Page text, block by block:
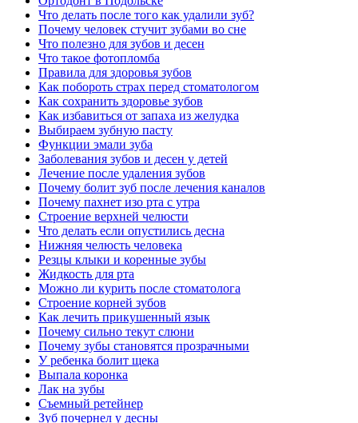
Что делать после того как удалили зуб?
Почему человек стучит зубами во сне
Что полезно для зубов и десен
Что такое фотопломба
Правила для здоровья зубов
Как побороть страх перед стоматологом
Как сохранить здоровье зубов
Как избавиться от запаха из желудка
Выбираем зубную пасту
Функции эмали зуба
Заболевания зубов и десен у детей
Лечение после удаления зубов
Почему болит зуб после лечения каналов
Почему пахнет изо рта с утра
Cтроение верхней челюсти
Что делать если опустились десна
Нижняя челюсть человека
Резцы клыки и коренные зубы
Жидкость для рта
Можно ли курить после стоматолога
Cтроение корней зубов
Как лечить прикушенный язык
Почему сильно текут слюни
Почему зубы становятся прозрачными
У ребенка болит щека
Выпала коронка
Лак на зубы
Съемный ретейнер
Зуб почернел у десны